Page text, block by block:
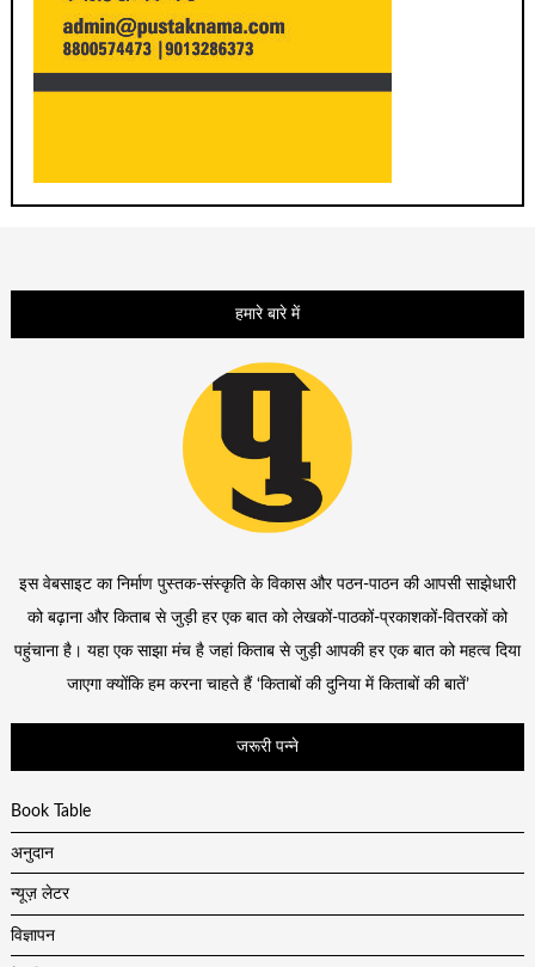
हमारे बारे में
इस वेबसाइट का निर्माण पुस्तक-संस्कृति के विकास और पठन-पाठन की आपसी साझेधारी
को बढ़ाना और किताब से जुड़ी हर एक बात को लेखकों-पाठकों-प्रकाशकों-वितरकों को
पहुंचाना है। यहा एक साझा मंच है जहां किताब से जुड़ी आपकी हर एक बात को महत्व दिया
जाएगा क्योंकि हम करना चाहते हैं ‘किताबों की दुनिया में किताबों की बातें’
जरूरी पन्ने
Book Table
अनुदान
न्यूज़ लेटर
विज्ञापन